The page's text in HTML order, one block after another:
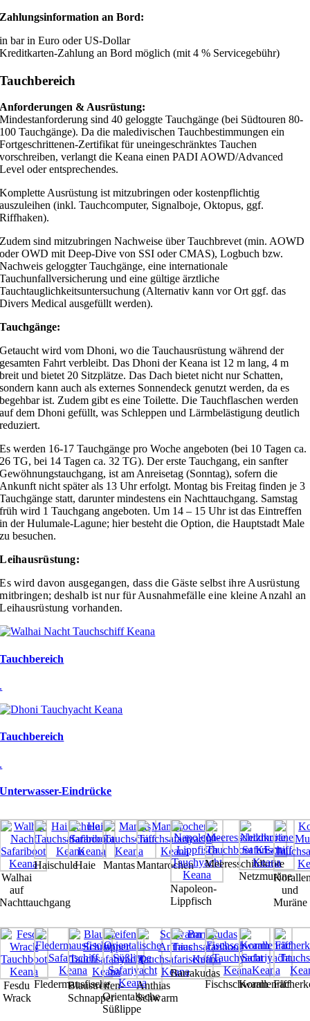
Zahlungsinformation an Bord:
in bar in Euro oder US-Dollar
Kreditkarten-Zahlung an Bord möglich (mit 4 % Servicegebühr)
Tauchbereich
Anforderungen & Ausrüstung:
Mindestanforderung sind 40 geloggte Tauchgänge (bei Südtouren 80-
100 Tauchgänge). Da die maledivischen Tauchbestimmungen ein
Fortgeschrittenen-Zertifikat für uneingeschränktes Tauchen
vorschreiben, verlangt die Keana einen PADI AOWD/Advanced
Level oder entsprechendes.
Komplette Ausrüstung ist mitzubringen oder kostenpflichtig
auszuleihen (inkl. Tauchcomputer, Signalboje, Oktopus, ggf.
Riffhaken).
Zudem sind mitzubringen Nachweise über Tauchbrevet (min. AOWD
oder OWD mit Deep-Dive von SSI oder CMAS), Logbuch bzw.
Nachweis geloggter Tauchgänge, eine internationale
Tauchunfallversicherung und eine gültige ärztliche
Tauchtauglichkeitsuntersuchung (Alternativ kann vor Ort ggf. das
Divers Medical ausgefüllt werden).
Tauchgänge:
Getaucht wird vom Dhoni, wo die Tauchausrüstung während der
gesamten Fahrt verbleibt. Das Dhoni der Keana ist 12 m lang, 4 m
breit und bietet 20 Sitzplätze. Das Dach bietet nicht nur Schatten,
sondern kann auch als externes Sonnendeck genutzt werden, da es
begehbar ist. Zudem gibt es eine Toilette. Die Tauchflaschen werden
auf dem Dhoni gefüllt, was Schleppen und Lärmbelästigung deutlich
reduziert.
Es werden 16-17 Tauchgänge pro Woche angeboten (bei 10 Tagen ca.
26 TG, bei 14 Tagen ca. 32 TG). Der erste Tauchgang, ein sanfter
Gewöhnungstauchgang, ist am Anreisetag (Sonntag), sofern die
Ankunft nicht später als 13 Uhr erfolgt. Montag bis Freitag finden je 3
Tauchgänge statt, darunter mindestens ein Nachttauchgang. Samstag
früh wird 1 Tauchgang angeboten. Um 14 – 15 Uhr ist das Eintreffen
in der Hulumale-Lagune; hier besteht die Option, die Hauptstadt Male
zu besuchen.
Leihausrüstung:
Es wird davon ausgegangen, dass die Gäste selbst ihre Ausrüstung
mitbringen; deshalb ist nur für Ausnahmefälle eine kleine Anzahl an
Leihausrüstung vorhanden.
Tauchbereich
.
Tauchbereich
.
Unterwasser-Eindrücke
Walhai
auf
Nachttauchgang
HaischuleHaie MantasMantarochen
Napoleon-
Lippfisch
Meeresschildkröte
Netzmuräne
und
Muräne
Fesdu
Wrack
Fledermausfische
Blaustreifen-
SchnapperOrientalische
Süßlippe
Anthias
Schwarm
Barrakudas
Fischschwarm
Korallenriff